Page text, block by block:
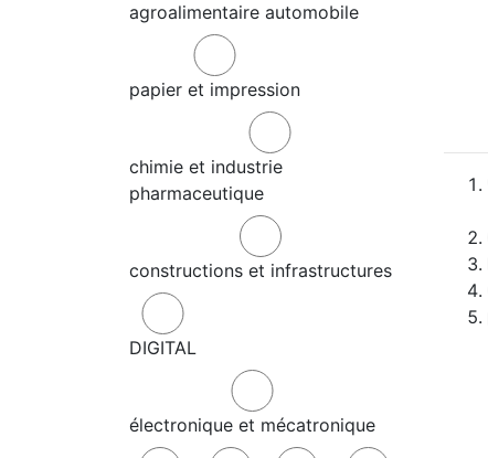
agroalimentaire automobile
papier et impression
chimie et industrie
pharmaceutique
constructions et infrastructures
DIGITAL
électronique et mécatronique